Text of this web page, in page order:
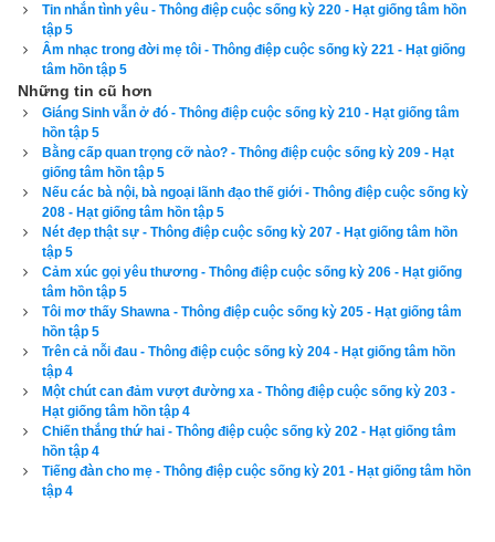
chịu đựng thầm lặng này càng làm vấn đề trầm trọng hơn.
Nỗi tuyệt vọng đè nặng lên tôi khi tiệc mừng kỷ niệm ngày
cưới lần thứ bảy đến gần.
Trước ngày đó, tôi lết bộ tới tiệm bán thiệp để tìm kiếm một
cái thích hợp. Trong thâm tâm, tôi tự thuyết phục mình rằng
đây sẽ là tấm thiệp cuối cùng mà tôi tặng ảnh. Khi đọc qua
dòng chữ tha thiết trong từng tấm thiệp một, mắt tôi chợt nhòa
lệ. Tôi cảm thấy vừa yêu thương, vừa lo sợ mình sẽ đánh
mất người đàn ông có ý nghĩa nhất trong cuộc đời tôi. Tôi hiểu
mình cần phải nói cho ảnh biết mọi tâm tư tình cảm để tôi có
thể vượt qua nỗi đau và sợ hãi. Tôi phải nghĩ ra cách để xoay
mối quan hệ của chúng tôi trở lại trạng thái cũ. Tôi cần phải
nhớ hồi đó chúng tôi gắn bó với nhau như thế nào.
Sau một tiếng đồng hồ đọc từng tấm thiệp, tôi chọn được một
cái khá hoàn hảo. Những dòng chữ trong tấm thiệp nói lên hết
tình cảm trong lòng tôi. Cứ như chính tay tôi đã viết ra nó vậy.
Tin nhắn tình yêu - Thông điệp cuộc sống kỳ 220 - Hạt giống tâm hồn
tập 5
Âm nhạc trong đời mẹ tôi - Thông điệp cuộc sống kỳ 221 - Hạt giống
tâm hồn tập 5
Những tin cũ hơn
Giáng Sinh vẫn ở đó - Thông điệp cuộc sống kỳ 210 - Hạt giống tâm
hồn tập 5
Bằng cấp quan trọng cỡ nào? - Thông điệp cuộc sống kỳ 209 - Hạt
giống tâm hồn tập 5
Nếu các bà nội, bà ngoại lãnh đạo thế giới - Thông điệp cuộc sống kỳ
208 - Hạt giống tâm hồn tập 5
Nét đẹp thật sự - Thông điệp cuộc sống kỳ 207 - Hạt giống tâm hồn
tập 5
Cảm xúc gọi yêu thương - Thông điệp cuộc sống kỳ 206 - Hạt giống
tâm hồn tập 5
Tôi mơ thấy Shawna - Thông điệp cuộc sống kỳ 205 - Hạt giống tâm
hồn tập 5
Trên cả nỗi đau - Thông điệp cuộc sống kỳ 204 - Hạt giống tâm hồn
tập 4
Một chút can đảm vượt đường xa - Thông điệp cuộc sống kỳ 203 -
Hạt giống tâm hồn tập 4
Chiến thắng thứ hai - Thông điệp cuộc sống kỳ 202 - Hạt giống tâm
hồn tập 4
Tiếng đàn cho mẹ - Thông điệp cuộc sống kỳ 201 - Hạt giống tâm hồn
tập 4